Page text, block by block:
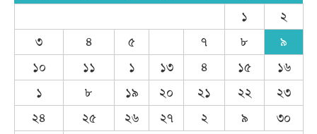
১
২
৩
৪ ৫ ৭ ৮
৯
১০
১১ ১ ১৩ ৪ ১৫
১৬
১
৮ ১৯ ২০ ২১ ২২
২৩
২৪
২৫ ২৬ ২৭ ২ ৯
৩০